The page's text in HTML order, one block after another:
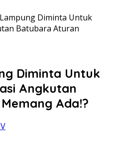
Diminta Untuk
Batubara Aturan
Diminta Untuk
Angkutan
Ada!?